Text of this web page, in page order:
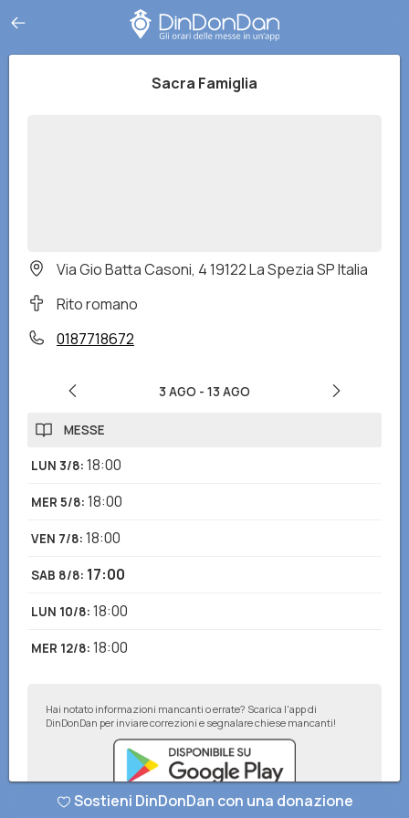
Sacra Famiglia
Via Gio Batta Casoni, 4 19122 La Spezia SP Italia
Rito romano
0187718672
3 AGO - 13 AGO
MESSE
LUN 3/8: 18:00
MER 5/8: 18:00
VEN 7/8: 18:00
SAB 8/8: 17:00
LUN 10/8: 18:00
MER 12/8: 18:00
Hai notato informazioni mancanti o errate? Scarica l'app di
DinDonDan per inviare correzioni e segnalare chiese mancanti!
Sostieni DinDonDan con una donazione